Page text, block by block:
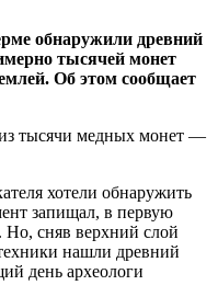
обнаружили древний
тысячей монет
Об этом сообщает
хотели обнаружить
запищал, в первую
сняв верхний слой
нашли древний
день археологи